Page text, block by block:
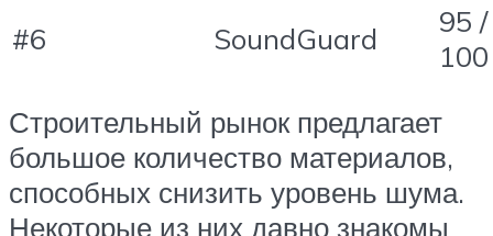
#6
SoundGuard
95 /
100
Строительный рынок предлагает
большое количество материалов,
способных снизить уровень шума.
Некоторые из них давно знакомы